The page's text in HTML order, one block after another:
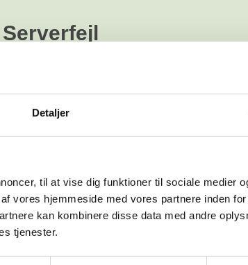
Detaljer
til at vise dig funktioner til sociale medier
vores hjemmeside med vores partnere inden
kan kombinere disse data med andre
tjenester.
Serverfejl
arbejder på at løse problemet. Prøv
Gå tilbage